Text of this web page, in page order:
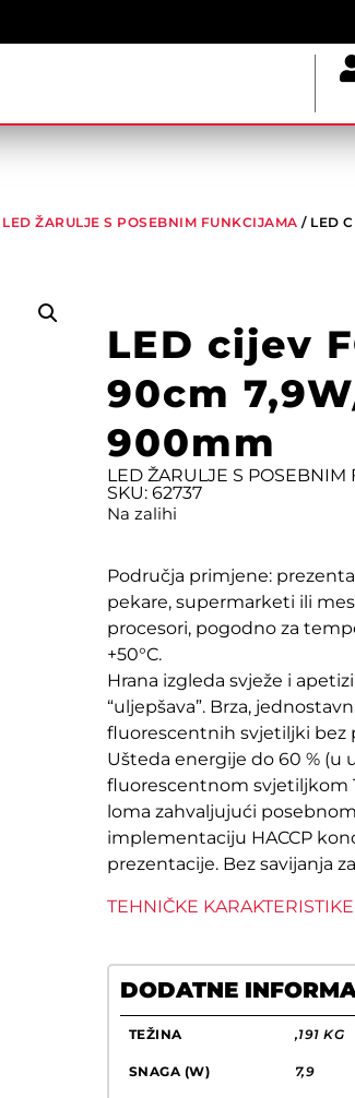
LED ŽARULJE S POSEBNIM FUNKCIJAMA / LED
LED cijev
90cm
900mm
LED ŽARULJE S POSEBNIM
SKU: 62737
Na zalihi
Područja primjene:
pekare, supermarketi ili
procesori, pogodno za
+50°C.
Hrana izgleda svježe i
“uljepšava”. Brza,
fluorescentnih svjetiljki bez
Ušteda energije do 60 % (u
fluorescentnom svjetiljkom
loma zahvaljujući
implementaciju HACCP
prezentacije. Bez savijanja
TEHNIČKE KARAKTERISTIKE
DODATNE
TEŽINA ,191 KG
SNAGA (W) 7,9